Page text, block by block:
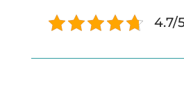
4.7/